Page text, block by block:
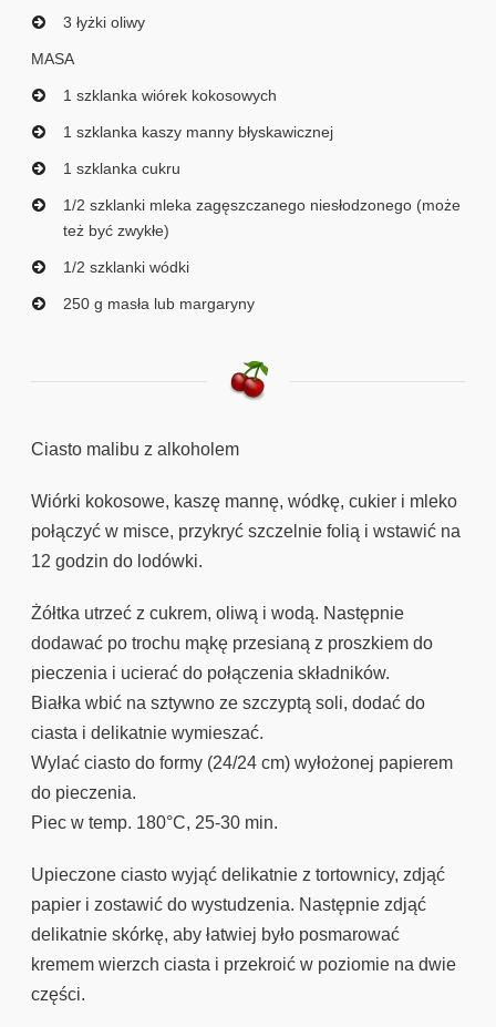
3 łyżki oliwy
MASA
1 szklanka wiórek kokosowych
1 szklanka kaszy manny błyskawicznej
1 szklanka cukru
1/2 szklanki mleka zagęszczanego niesłodzonego (może
też być zwykłe)
1/2 szklanki wódki
250 g masła lub margaryny
Ciasto malibu z alkoholem
Wiórki kokosowe, kaszę mannę, wódkę, cukier i mleko
połączyć w misce, przykryć szczelnie folią i wstawić na
12 godzin do lodówki.
Żółtka utrzeć z cukrem, oliwą i wodą. Następnie
dodawać po trochu mąkę przesianą z proszkiem do
pieczenia i ucierać do połączenia składników.
Białka wbić na sztywno ze szczyptą soli, dodać do
ciasta i delikatnie wymieszać.
Wylać ciasto do formy (24/24 cm) wyłożonej papierem
do pieczenia.
Piec w temp. 180°C, 25-30 min.
Upieczone ciasto wyjąć delikatnie z tortownicy, zdjąć
papier i zostawić do wystudzenia. Następnie zdjąć
delikatnie skórkę, aby łatwiej było posmarować
kremem wierzch ciasta i przekroić w poziomie na dwie
części.